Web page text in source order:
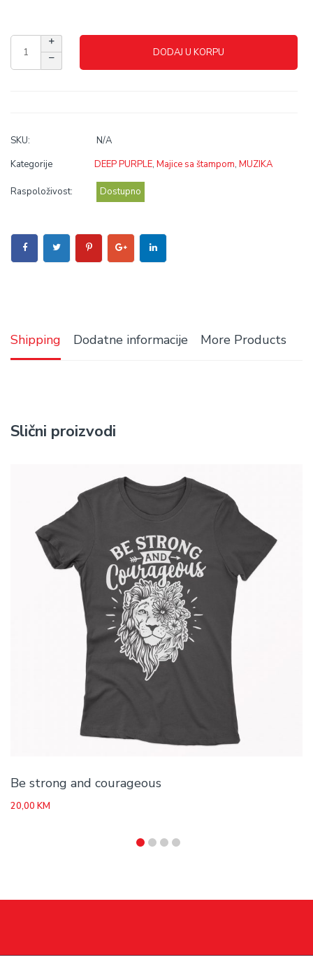
DODAJ U KORPU
SKU:
N/A
Kategorije
DEEP PURPLE, Majice sa štampom, MUZIKA
Raspoloživost: Dostupno
Shipping Dodatne informacije More Products
Slični proizvodi
Be strong and courageous
20,00 KM